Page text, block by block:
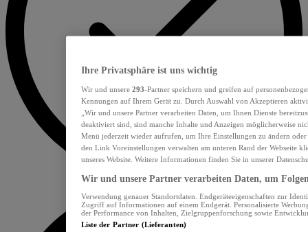
Ihre Privatsphäre ist uns wichtig
Wir und unsere 293-Partner speichern und greifen auf
Kennungen auf Ihrem Gerät zu. Durch Auswahl von Akzeptieren
„Wir und unsere Partner verarbeiten Daten, um Ihnen Dienste
deaktiviert sind, sind manche Inhalte und Anzeigen möglicherweise
Menü jederzeit wieder aufrufen, um Ihre Einstellungen zu ändern
den Link Voreinstellungen verwalten am unteren Rand der Webseite
unseres Website. Weitere Informationen finden Sie in unserer
Wir und unsere Partner verarbeiten Daten, um
Verwendung genauer Standortdaten. Endgeräteeigenschaften zur
Zugriff auf Informationen auf einem Endgerät. Personalisierte
der Performance von Inhalten, Zielgruppenforschung sowie
Liste der Partner (Lieferanten)